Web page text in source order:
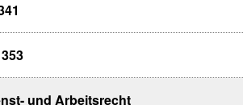
und Arbeitsrecht